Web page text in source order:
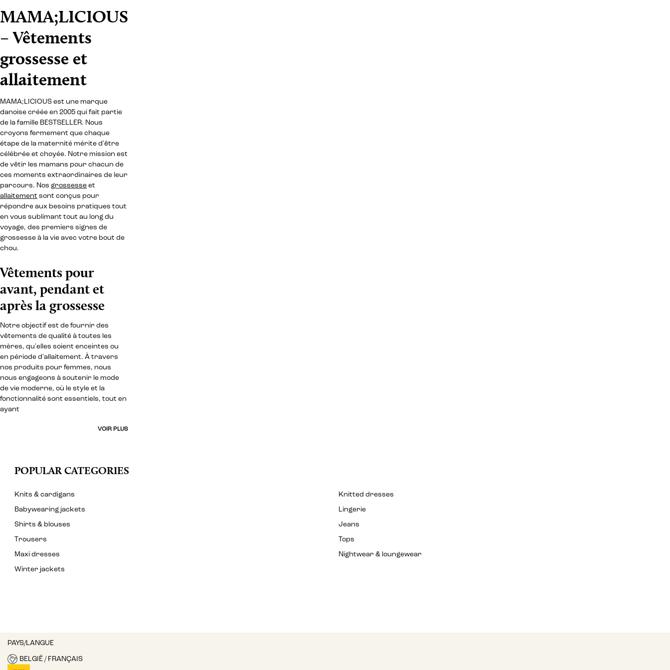
MAMA;LICIOUS
– Vêtements
grossesse et
allaitement
MAMA;LICIOUS est une marque
danoise créée en 2005 qui fait partie
de la famille BESTSELLER. Nous
croyons fermement que chaque
étape de la maternité mérite d'être
célébrée et choyée. Notre mission est
de vêtir les mamans pour chacun de
ces moments extraordinaires de leur
parcours. Nos grossesse et
allaitement sont conçus pour
répondre aux besoins pratiques tout
en vous sublimant tout au long du
voyage, des premiers signes de
grossesse à la vie avec votre bout de
chou.
Vêtements pour
avant, pendant et
après la grossesse
Notre objectif est de fournir des
vêtements de qualité à toutes les
mères, qu'elles soient enceintes ou
en période d'allaitement. À travers
nos produits pour femmes, nous
nous engageons à soutenir le mode
de vie moderne, où le style et la
fonctionnalité sont essentiels, tout en
ayant
VOIR PLUS
POPULAR CATEGORIES
Knits & cardigans
Knitted dresses
Babywearing jackets
Lingerie
Shirts & blouses
Jeans
Trousers
Tops
Maxi dresses
Nightwear & loungewear
Winter jackets
PAYS/LANGUE
BELGIË / FRANÇAIS